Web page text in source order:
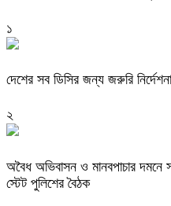
১
দেশের সব ডিসির জন্য জরুরি নির্দেশনা
২
অবৈধ অভিবাসন ও মানবপাচার দমনে
স্টেট পুলিশের বৈঠক